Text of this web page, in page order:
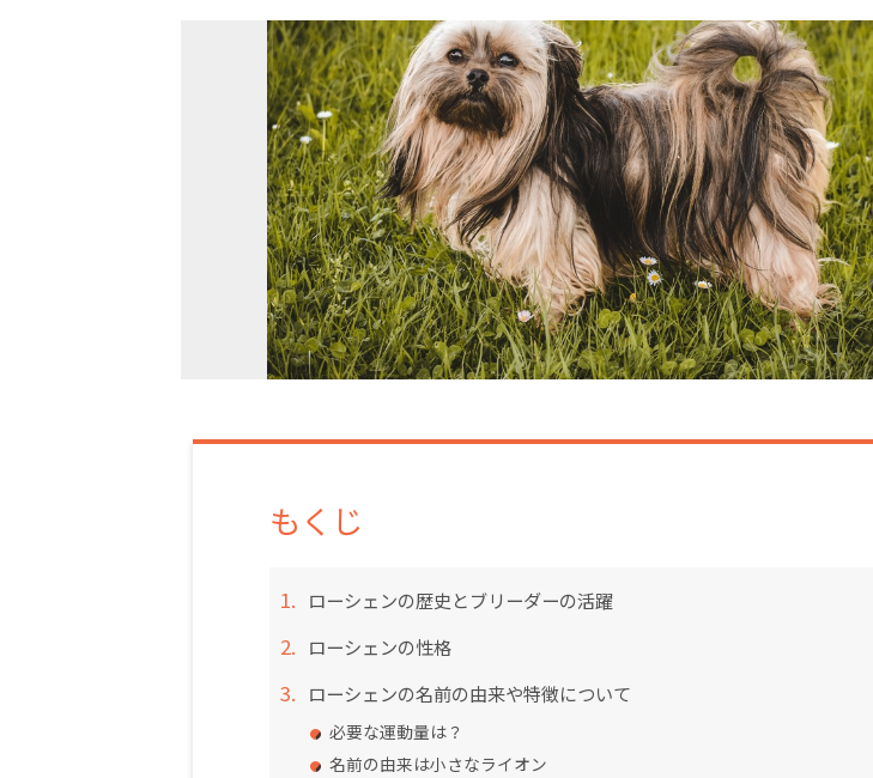
もくじ
ローシェンの歴史とブリーダーの活躍
ローシェンの性格
ローシェンの名前の由来や特徴について
必要な運動量は？
名前の由来は小さなライオン